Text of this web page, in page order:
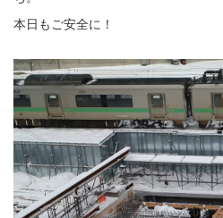
本日もご安全に！